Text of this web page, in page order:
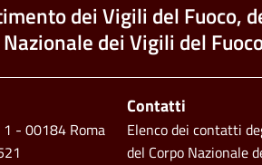
dei Vigili del Fuoco,
Nazionale dei Vigili del
1 - 00184 Roma
Contatti
Elenco dei contatti
del Corpo Nazionale